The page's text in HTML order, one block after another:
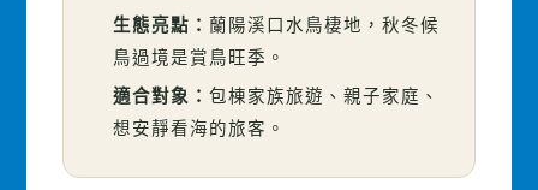
生態亮點： 蘭陽溪口水鳥棲地，秋冬候
鳥過境是賞鳥旺季。
適合對象： 包棟家族旅遊、親子家庭、
想安靜看海的旅客。